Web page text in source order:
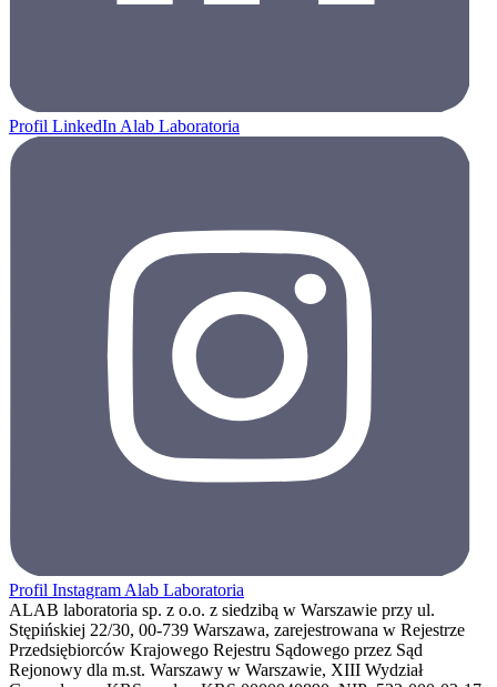
Profil LinkedIn Alab Laboratoria
Profil Instagram Alab Laboratoria
ALAB laboratoria sp. z o.o. z siedzibą w Warszawie przy ul.
Stępińskiej 22/30, 00-739 Warszawa, zarejestrowana w Rejestrze
Przedsiębiorców Krajowego Rejestru Sądowego przez Sąd
Rejonowy dla m.st. Warszawy w Warszawie, XIII Wydział